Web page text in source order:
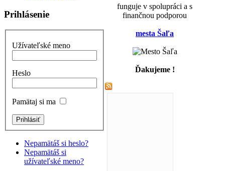
Prihlásenie
Užívateľské meno
Heslo
Pamätaj si ma
Nepamätáš si heslo?
Nepamätáš si
užívateľské meno?
funguje v spolupráci a s
finančnou podporou
mesta Šaľa
Ďakujeme !